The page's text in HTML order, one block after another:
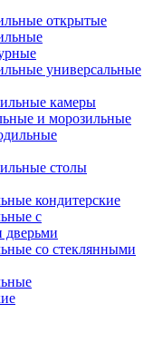
открытые
универсальные
камеры
и морозильные
столы
кондитерские
с
дверьми
со стеклянными